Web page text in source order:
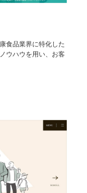
食品業界に特化した
ウハウを用い、お客